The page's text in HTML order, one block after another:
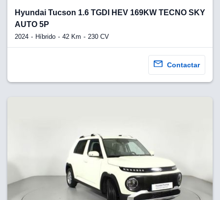
Hyundai Tucson 1.6 TGDI HEV 169KW TECNO SKY
AUTO 5P
2024 Híbrido 42 Km 230 CV
Contactar